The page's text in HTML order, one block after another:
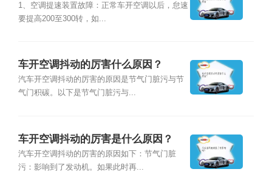
1、空调提速装置故障：正常车开空调以后，怠速
要提高200至300转，如...
车开空调抖动的厉害什么原因？
汽车开空调抖动的厉害的原因是节气门脏污与节
气门积碳。以下是节气门脏污与...
车开空调抖动的厉害是什么原因？
汽车开空调抖动的厉害的原因如下：节气门脏
污：影响到了发动机。如果此时再...